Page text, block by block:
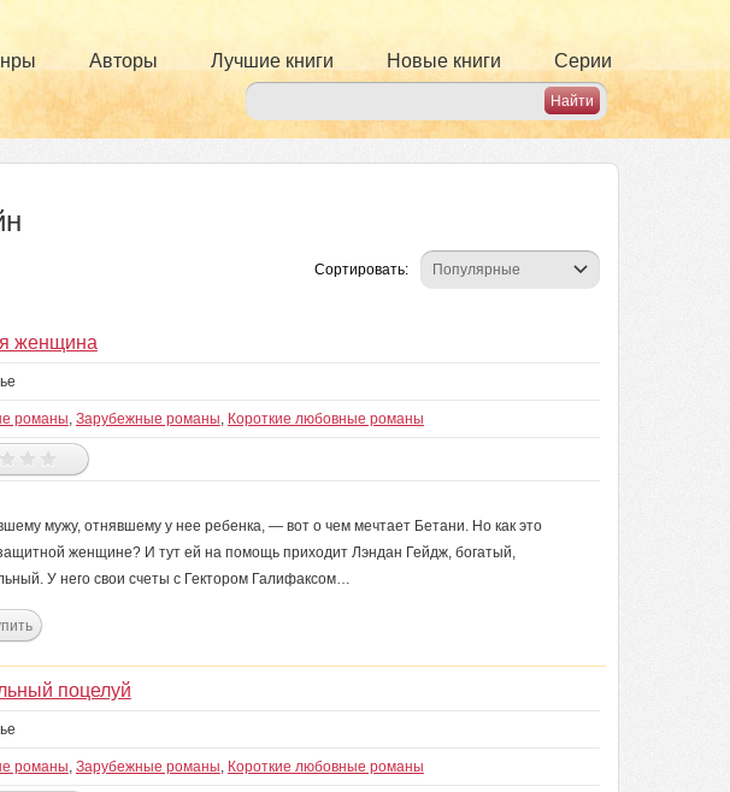
Авторы Лучшие книги Новые книги Серии
Сортировать:
женщина
романы, Зарубежные романы, Короткие любовные романы
мужу, отнявшему у нее ребенка, — вот о чем мечтает Бетани. Но как это
женщине? И тут ей на помощь приходит Лэндан Гейдж, богатый,
У него свои счеты с Гектором Галифаксом…
поцелуй
романы, Зарубежные романы, Короткие любовные романы